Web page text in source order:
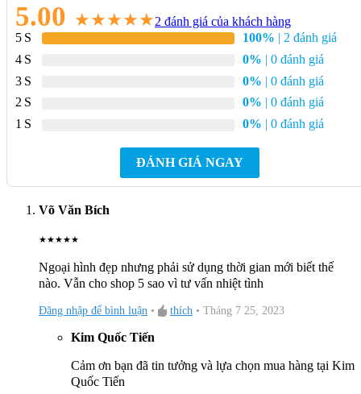
5.00 ★★★★★2 đánh giá của khách hàng
5
100% | 2 đánh giá
4
0% | 0 đánh giá
3
0% | 0 đánh giá
2
0% | 0 đánh giá
1
0% | 0 đánh giá
ĐÁNH GIÁ NGAY
Võ Văn Bích
★★★★★
Ngoại hình đẹp nhưng phải sử dụng thời gian mới biết thế
nào. Vẫn cho shop 5 sao vì tư vấn nhiệt tình
Đăng nhập để bình luận • thích • Tháng 7 25, 2023
Kim Quốc Tiến
Cảm ơn bạn đã tin tưởng và lựa chọn mua hàng tại Kim
Quốc Tiến